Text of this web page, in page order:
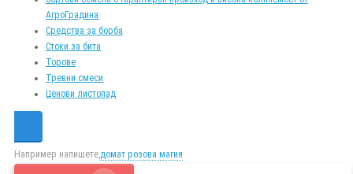
АгроГрадина
Средства за борба
Стоки за бита
Торове
Тревни смеси
Ценови листопад
Например напишете,домат розова магия